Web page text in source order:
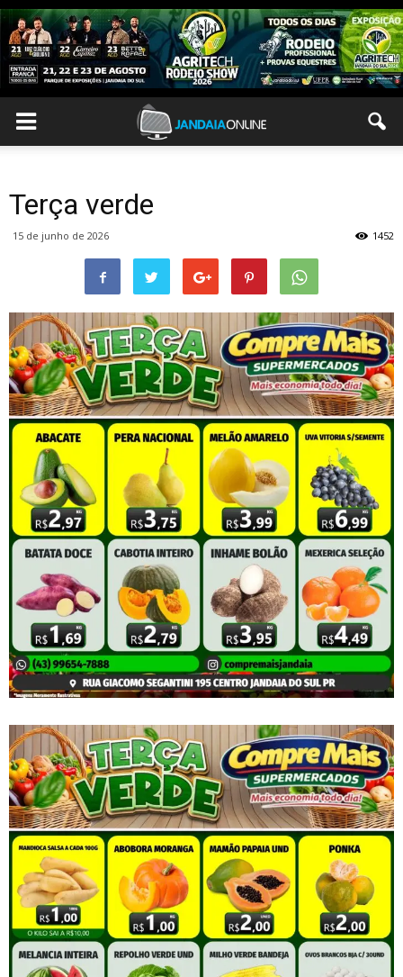
Terça verde
15 de junho de 2026 1452